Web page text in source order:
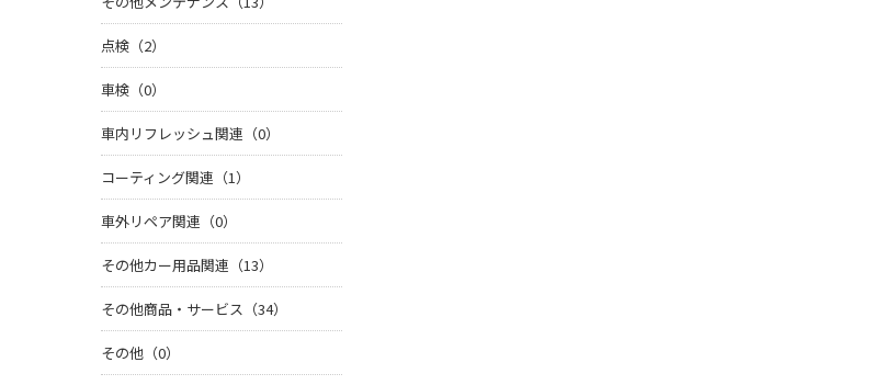
点検（2）
車検（0）
車内リフレッシュ関連（0）
コーティング関連（1）
車外リペア関連（0）
その他カー用品関連（13）
その他商品・サービス（34）
その他（0）